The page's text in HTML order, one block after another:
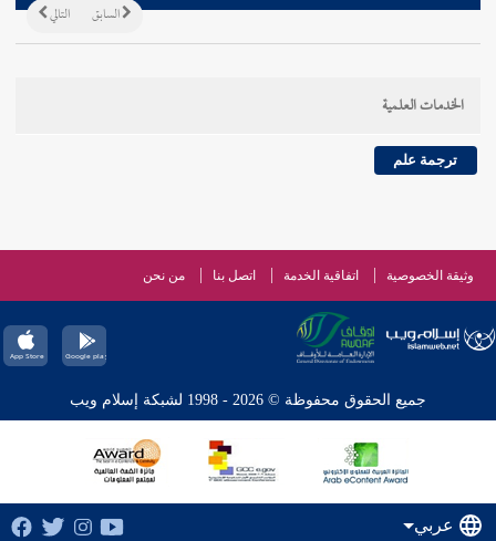
التالي السابق
الخدمات العلمية
ترجمة علم
وثيقة الخصوصية اتفاقية الخدمة اتصل بنا من نحن
جميع الحقوق محفوظة © 2026 - 1998 لشبكة إسلام ويب
عربي